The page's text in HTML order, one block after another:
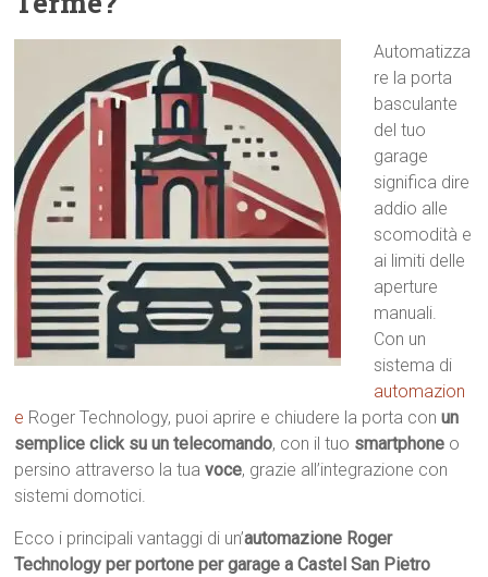
Automatizza
re la porta
basculante
del tuo
garage
significa dire
addio alle
scomodità e
ai limiti delle
aperture
manuali.
Con un
sistema di
automazion
e Roger Technology, puoi aprire e chiudere la porta conun
semplice click su un telecomando, con il tuo smartphone o
persino attraverso la tuavoce, grazie all’integrazione con
sistemi domotici.
Ecco i principali vantaggi di un’automazione Roger
Technology per portone per garage a Castel San Pietro